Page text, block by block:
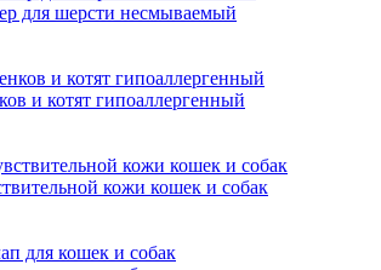
для шерсти несмываемый
и котят гипоаллергенный
кожи кошек и собак